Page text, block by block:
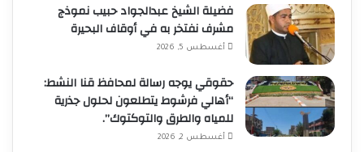
فضيلة الشيخ عبدالجواد حبيب نموذج
مشرف نفتخر به في أوقاف البحيرة
أغسطس 5, 2026
حقوقي يوجه رسالة لمحافظ قنا النشط:
“أهالي فرشوط يتطلعون لحلول جذرية
للمياه والطرق والتوكتوك”.
أغسطس 2, 2026